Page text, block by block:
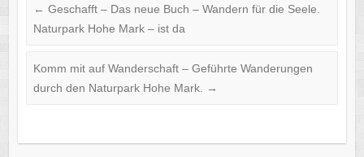
← Geschafft – Das neue Buch – Wandern für die Seele.
Naturpark Hohe Mark – ist da
Komm mit auf Wanderschaft – Geführte Wanderungen
durch den Naturpark Hohe Mark.
→